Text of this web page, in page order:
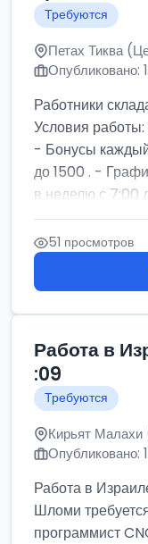
Требуются
Петах Тиква
Опубликовано:
Работники
Условия
- Бонусы
до 1500 . -
в неделю с 7:00
51 просмотров
Работа в
:09
Требуются
Кирьят
Опубликовано:
Работа в
Шломи
программист